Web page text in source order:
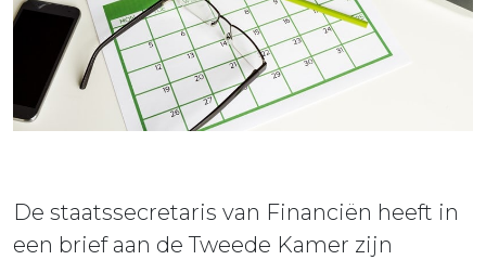
De staatssecretaris van Financiën heeft in
een brief aan de Tweede Kamer zijn